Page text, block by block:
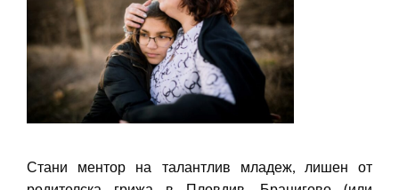
Стани ментор на талантлив младеж, лишен от